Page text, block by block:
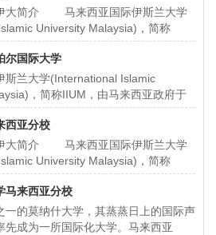
大简介 马来西亚国际伊斯兰大学
University Malaysia)，简称
亚
尔国际大学
斯兰大学(International Islamic
，简称IIUM，由马来西亚政府于
办
西亚分校
大简介 马来西亚国际伊斯兰大学
University Malaysia)，简称
亚
马来西亚分校
一的莫纳什大学，其蒸蒸日上的国际声
先成为一所国际化大学。马来西亚